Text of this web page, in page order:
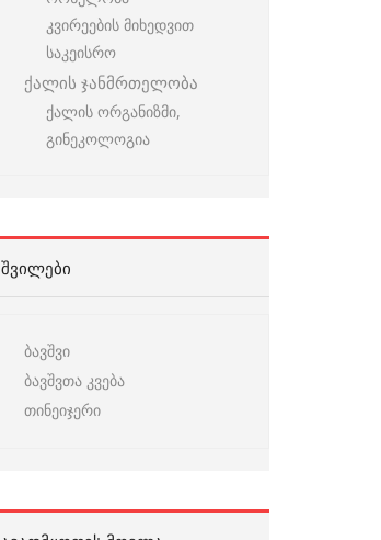
კვირეების მიხედვით
საკეისრო
ქალის ჯანმრთელობა
ქალის ორგანიზმი,
გინეკოლოგია
ᲨᲕᲘᲚᲔᲑᲘ
ბავშვი
ბავშვთა კვება
თინეიჯერი